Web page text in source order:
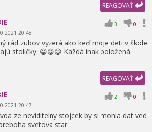
REAGOVAŤ
3 0
20:48
rád zubov vyzerá ako keď moje deti v škole
stoličky. 😀😀😀 Každá inak položená
REAGOVAŤ
2 0
20:47
ze neviditelny stojcek by si mohla dat ved
svetova star